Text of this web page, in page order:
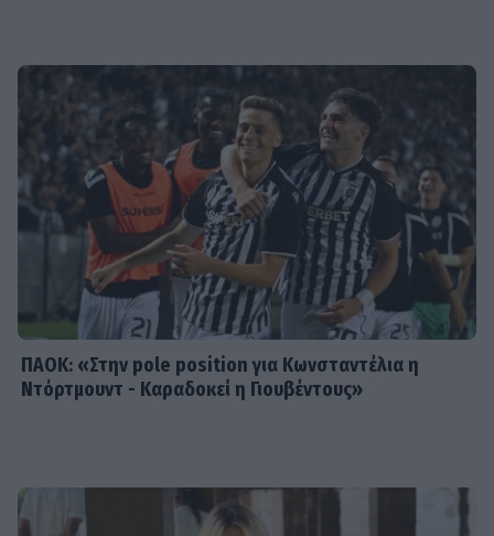
SHOWBIZ
Αλαφούζος: Το συγκινητικό
«ευχαριστώ» στη θεία του και η
αποκάλυψη για το καταφύγιο στην
Κύθνο
Νάντια Μπουλέ: Μαγικές βουτιές από
το σκάφος στους Παξούς με την
κόρη της
ΠΑΟΚ: «Στην pole position για Κωνσταντέλια η
Ντόρτμουντ - Καραδοκεί η Γιουβέντους»